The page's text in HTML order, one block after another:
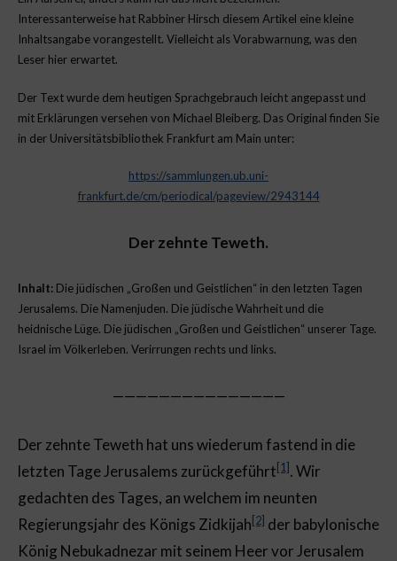
Interessanterweise hat Rabbiner Hirsch diesem Artikel eine kleine
Inhaltsangabe vorangestellt. Vielleicht als Vorabwarnung, was den
Leser hier erwartet.
Der Text wurde dem heutigen Sprachgebrauch leicht angepasst und
mit Erklärungen versehen von Michael Bleiberg. Das Original finden Sie
in der Universitätsbibliothek Frankfurt am Main unter:
https://sammlungen.ub.uni-
frankfurt.de/cm/periodical/pageview/2943144
Der zehnte Teweth.
Inhalt: Die jüdischen „Großen und Geistlichen“ in den letzten Tagen
Jerusalems. Die Namenjuden. Die jüdische Wahrheit und die
heidnische Lüge. Die jüdischen „Großen und Geistlichen“ unserer Tage.
Israel im Völkerleben. Verirrungen rechts und links.
———————————————
Der zehnte Teweth hat uns wiederum fastend in die
letzten Tage Jerusalems zurückgeführt[1]. Wir
gedachten des Tages, an welchem im neunten
Regierungsjahr des Königs Zidkijah[2] der babylonische
König Nebukadnezar mit seinem Heer vor Jerusalem